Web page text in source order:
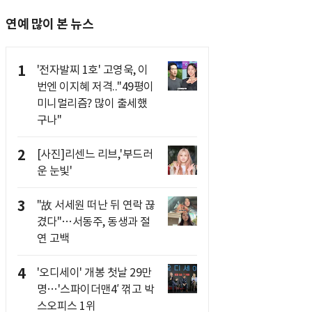
연예 많이 본 뉴스
1
'전자발찌 1호' 고영욱, 이
번엔 이지혜 저격.."49평이
미니멀리즘? 많이 출세했
구나"
2
[사진]리센느 리브,'부드러
운 눈빛'
3
"故 서세원 떠난 뒤 연락 끊
겼다"…서동주, 동생과 절
연 고백
4
'오디세이' 개봉 첫날 29만
명…'스파이더맨4′ 꺾고 박
스오피스 1위